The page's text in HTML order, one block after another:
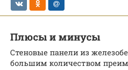
Плюсы и минусы
Стеновые панели из
большим количеством